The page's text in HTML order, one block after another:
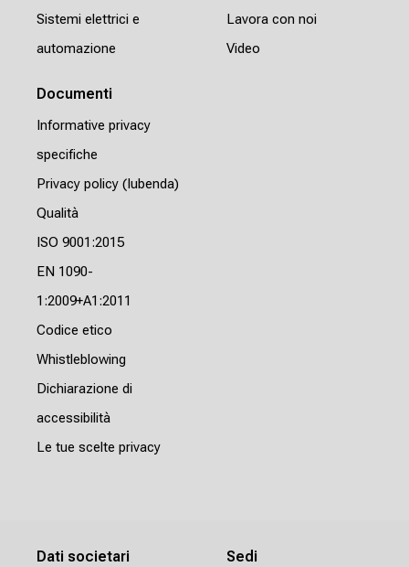
Sistemi elettrici e
automazione
Lavora con noi
Video
Documenti
Informative privacy
specifiche
Privacy policy (Iubenda)
Qualità
ISO 9001:2015
EN 1090-
1:2009+A1:2011
Codice etico
Whistleblowing
Dichiarazione di
accessibilità
Le tue scelte privacy
Dati societari Sedi